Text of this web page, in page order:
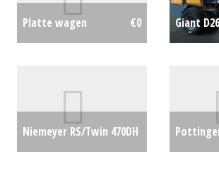
Platte wagen €0 Giant
Niemeyer RS/Twin 470DH